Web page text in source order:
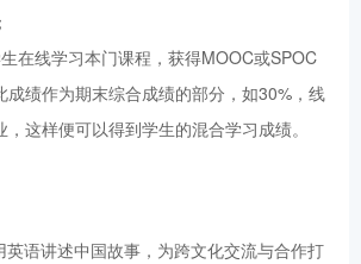
生在线学习本门课程，获得MOOC或SPOC
成绩作为期末综合成绩的部分，如30%，线
这样便可以得到学生的混合学习成绩。
英语讲述中国故事，为跨文化交流与合作打